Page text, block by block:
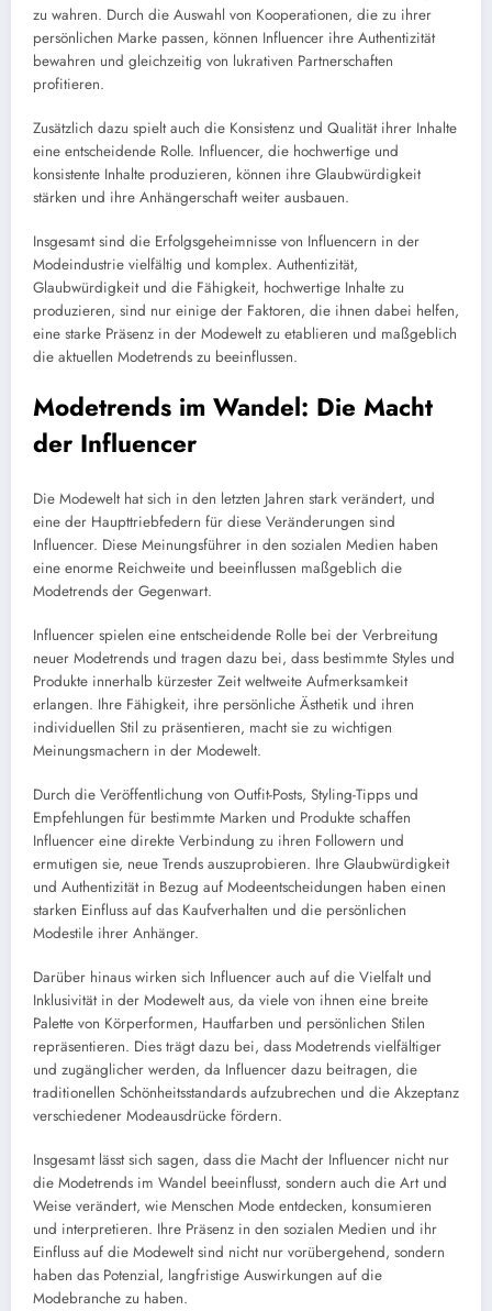
zu wahren. Durch die Auswahl von Kooperationen, die zu ihrer
persönlichen Marke passen, können Influencer ihre Authentizität
bewahren und gleichzeitig von lukrativen Partnerschaften
profitieren.
Zusätzlich dazu spielt auch die Konsistenz und Qualität ihrer Inhalte
eine entscheidende Rolle. Influencer, die hochwertige und
konsistente Inhalte produzieren, können ihre Glaubwürdigkeit
stärken und ihre Anhängerschaft weiter ausbauen.
Insgesamt sind die Erfolgsgeheimnisse von Influencern in der
Modeindustrie vielfältig und komplex. Authentizität,
Glaubwürdigkeit und die Fähigkeit, hochwertige Inhalte zu
produzieren, sind nur einige der Faktoren, die ihnen dabei helfen,
eine starke Präsenz in der Modewelt zu etablieren und maßgeblich
die aktuellen Modetrends zu beeinflussen.
Modetrends im Wandel: Die Macht
der Influencer
Die Modewelt hat sich in den letzten Jahren stark verändert, und
eine der Haupttriebfedern für diese Veränderungen sind
Influencer. Diese Meinungsführer in den sozialen Medien haben
eine enorme Reichweite und beeinflussen maßgeblich die
Modetrends der Gegenwart.
Influencer spielen eine entscheidende Rolle bei der Verbreitung
neuer Modetrends und tragen dazu bei, dass bestimmte Styles und
Produkte innerhalb kürzester Zeit weltweite Aufmerksamkeit
erlangen. Ihre Fähigkeit, ihre persönliche Ästhetik und ihren
individuellen Stil zu präsentieren, macht sie zu wichtigen
Meinungsmachern in der Modewelt.
Durch die Veröffentlichung von Outfit-Posts, Styling-Tipps und
Empfehlungen für bestimmte Marken und Produkte schaffen
Influencer eine direkte Verbindung zu ihren Followern und
ermutigen sie, neue Trends auszuprobieren. Ihre Glaubwürdigkeit
und Authentizität in Bezug auf Modeentscheidungen haben einen
starken Einfluss auf das Kaufverhalten und die persönlichen
Modestile ihrer Anhänger.
Darüber hinaus wirken sich Influencer auch auf die Vielfalt und
Inklusivität in der Modewelt aus, da viele von ihnen eine breite
Palette von Körperformen, Hautfarben und persönlichen Stilen
repräsentieren. Dies trägt dazu bei, dass Modetrends vielfältiger
und zugänglicher werden, da Influencer dazu beitragen, die
traditionellen Schönheitsstandards aufzubrechen und die Akzeptanz
verschiedener Modeausdrücke fördern.
Insgesamt lässt sich sagen, dass die Macht der Influencer nicht nur
die Modetrends im Wandel beeinflusst, sondern auch die Art und
Weise verändert, wie Menschen Mode entdecken, konsumieren
und interpretieren. Ihre Präsenz in den sozialen Medien und ihr
Einfluss auf die Modewelt sind nicht nur vorübergehend, sondern
haben das Potenzial, langfristige Auswirkungen auf die
Modebranche zu haben.